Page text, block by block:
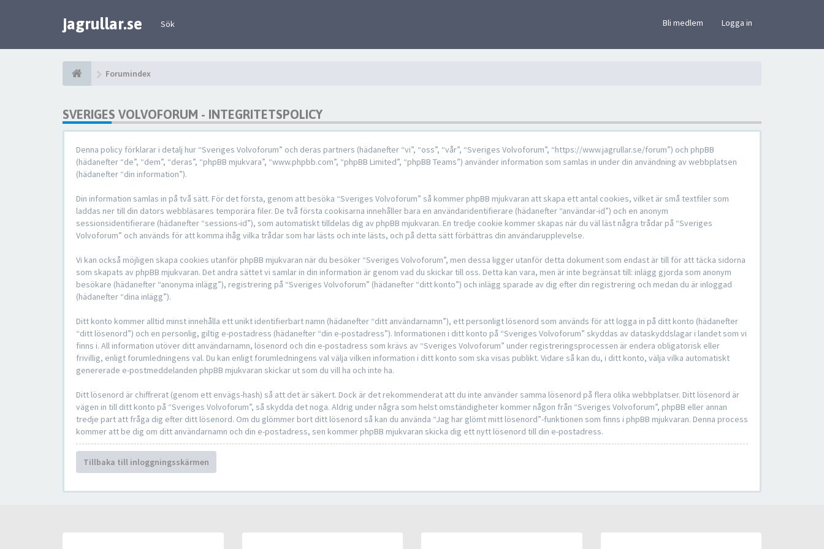
jagrullar.se Sök Bli medlem Logga in
Forumindex
SVERIGES VOLVOFORUM - INTEGRITETSPOLICY
Denna policy förklarar i detalj hur “Sveriges Volvoforum” och deras partners (hädanefter “vi”, “oss”, “vår”, “Sveriges Volvoforum”, “https://www.jagrullar.se/forum”) och phpBB
(hädanefter “de”, “dem”, “deras”, “phpBB mjukvara”, “www.phpbb.com”, “phpBB Limited”, “phpBB Teams”) använder information som samlas in under din användning av webbplatsen
(hädanefter “din information”).
Din information samlas in på två sätt. För det första, genom att besöka “Sveriges Volvoforum” så kommer phpBB mjukvaran att skapa ett antal cookies, vilket är små textfiler som
laddas ner till din dators webbläsares temporära filer. De två första cookisarna innehåller bara en användaridentifierare (hädanefter “användar-id”) och en anonym
sessionsidentifierare (hädanefter “sessions-id”), som automatiskt tilldelas dig av phpBB mjukvaran. En tredje cookie kommer skapas när du väl läst några trådar på “Sveriges
Volvoforum” och används för att komma ihåg vilka trådar som har lästs och inte lästs, och på detta sätt förbättras din användarupplevelse.
Vi kan också möjligen skapa cookies utanför phpBB mjukvaran när du besöker “Sveriges Volvoforum”, men dessa ligger utanför detta dokument som endast är till för att täcka sidorna
som skapats av phpBB mjukvaran. Det andra sättet vi samlar in din information är genom vad du skickar till oss. Detta kan vara, men är inte begränsat till: inlägg gjorda som anonym
besökare (hädanefter “anonyma inlägg”), registrering på “Sveriges Volvoforum” (hädanefter “ditt konto”) och inlägg sparade av dig efter din registrering och medan du är inloggad
(hädanefter “dina inlägg”).
Ditt konto kommer alltid minst innehålla ett unikt identifierbart namn (hädanefter “ditt användarnamn”), ett personligt lösenord som används för att logga in på ditt konto (hädanefter
“ditt lösenord”) och en personlig, giltig e-postadress (hädanefter “din e-postadress”). Informationen i ditt konto på “Sveriges Volvoforum” skyddas av dataskyddslagar i landet som vi
finns i. All information utöver ditt användarnamn, lösenord och din e-postadress som krävs av “Sveriges Volvoforum” under registreringsprocessen är endera obligatorisk eller
frivillig, enligt forumledningens val. Du kan enligt forumledningens val välja vilken information i ditt konto som ska visas publikt. Vidare så kan du, i ditt konto, välja vilka automatiskt
genererade e-postmeddelanden phpBB mjukvaran skickar ut som du vill ha och inte ha.
Ditt lösenord är chiffrerat (genom ett envägs-hash) så att det är säkert. Dock är det rekommenderat att du inte använder samma lösenord på flera olika webbplatser. Ditt lösenord är
vägen in till ditt konto på “Sveriges Volvoforum”, så skydda det noga. Aldrig under några som helst omständigheter kommer någon från “Sveriges Volvoforum”, phpBB eller annan
tredje part att fråga dig efter ditt lösenord. Om du glömmer bort ditt lösenord så kan du använda “Jag har glömt mitt lösenord”-funktionen som finns i phpBB mjukvaran. Denna process
kommer att be dig om ditt användarnamn och din e-postadress, sen kommer phpBB mjukvaran skicka dig ett nytt lösenord till din e-postadress.
Tillbaka till inloggningsskärmen